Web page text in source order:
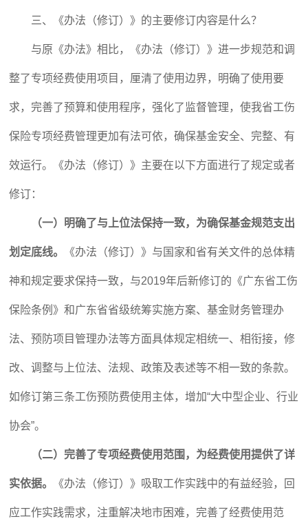
三、《办法（修订）》的主要修订内容是什么？
与原《办法》相比，《办法（修订）》进一步规范和调
整了专项经费使用项目，厘清了使用边界，明确了使用要
求，完善了预算和使用程序，强化了监督管理，使我省工伤
保险专项经费管理更加有法可依，确保基金安全、完整、有
效运行。《办法（修订）》主要在以下方面进行了规定或者
修订：
（一）明确了与上位法保持一致，为确保基金规范支出
划定底线。 《办法（修订）》与国家和省有关文件的总体精
神和规定要求保持一致，与2019年后新修订的《广东省工伤
保险条例》和广东省省级统筹实施方案、基金财务管理办
法、预防项目管理办法等方面具体规定相统一、相衔接，修
改、调整与上位法、法规、政策及表述等不相一致的条款。
如修订第三条工伤预防费使用主体，增加“大中型企业、行业
协会”。
（二）完善了专项经费使用范围，为经费使用提供了详
实依据。 《办法（修订）》吸取工作实践中的有益经验，回
应工作实践需求，注重解决地市困难，完善了经费使用范